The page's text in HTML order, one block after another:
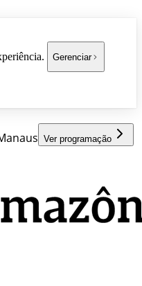
Gerenciar
Ver programação